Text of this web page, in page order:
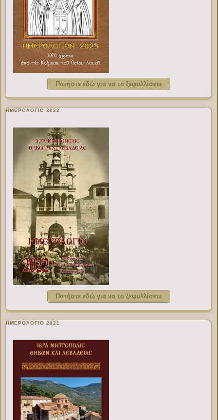
Πατήστε εδώ για να το ξεφυλλίσετε
ΗΜΕΡΟΛΟΓΙΟ 2022
Πατήστε εδώ για να το ξεφυλλίσετε
ΗΜΕΡΟΛΟΓΙΟ 2021